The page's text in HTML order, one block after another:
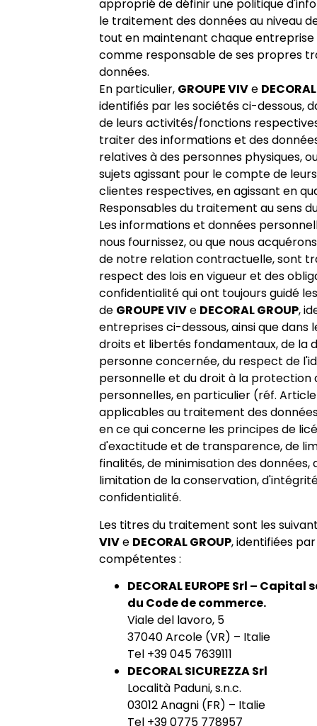
approprié de définir une politique
le traitement des données au niveau
tout en maintenant chaque entreprise
comme responsable de ses propres
données.
En particulier, GROUPE VIVe
identifiés par les sociétés ci-dessous,
de leurs activités/fonctions
traiter des informations et des
relatives à des personnes physiques,
sujets agissant pour le compte de
clientes respectives, en agissant en
Responsables du traitement au sens
Les informations et données
nous fournissez, ou que nous
de notre relation contractuelle, sont
respect des lois en vigueur et des
confidentialité qui ont toujours guidé
de GROUPE VIVe DECORAL GROUP,
entreprises ci-dessous, ainsi que dans
droits et libertés fondamentaux, de la
personne concernée, du respect de
personnelle et du droit à la protection
personnelles, en particulier (réf.
applicables au traitement des
en ce qui concerne les principes de
d'exactitude et de transparence, de
finalités, de minimisation des données,
limitation de la conservation,
confidentialité.
Les titres du traitement sont les
VIVe DECORAL GROUP, identifiées
compétentes :
DECORAL EUROPE Srl –
du Code de commerce.
Viale del lavoro, 5
37040 Arcole (VR) – Italie
Tel +39 045 7639111
DECORAL SICUREZZA Srl
Località Paduni, s.n.c.
03012 Anagni (FR) – Italie
Tel +39 0775 778957